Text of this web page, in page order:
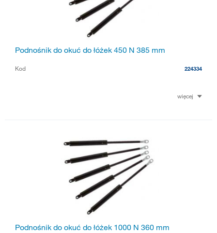
Podnośnik do okuć do łóżek 450 N 385 mm
Kod 224334
więcej
Podnośnik do okuć do łóżek 1000 N 360 mm